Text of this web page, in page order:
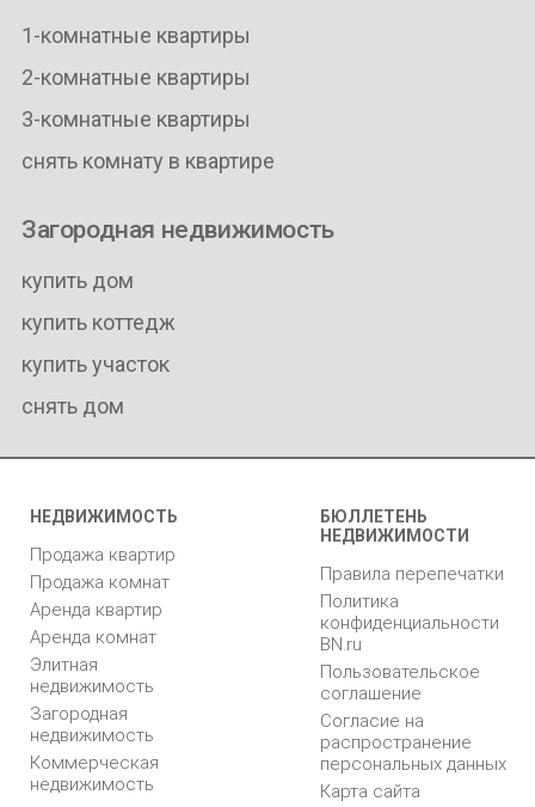
1-комнатные квартиры
2-комнатные квартиры
3-комнатные квартиры
снять комнату в квартире
Загородная недвижимость
купить дом
купить коттедж
купить участок
снять дом
НЕДВИЖИМОСТЬ
Продажа квартир
Продажа комнат
Аренда квартир
Аренда комнат
Элитная
недвижимость
Загородная
недвижимость
Коммерческая
недвижимость
БЮЛЛЕТЕНЬ
НЕДВИЖИМОСТИ
Правила перепечатки
Политика
конфиденциальности
BN.ru
Пользовательское
соглашение
Согласие на
распространение
персональных данных
Карта сайта